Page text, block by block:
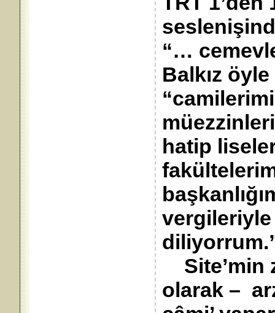
“…
Balkız
hatip
vergileriyle
Site’min
olarak –